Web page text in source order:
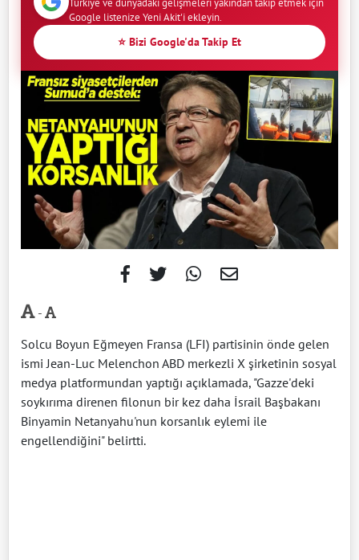
Google listenize Yeni Akit'i ekleyin.
⭐ Bizi Google'da Takip Et
-
Solcu Boyun Eğmeyen Fransa (LFI) partisinin önde gelen
ismi Jean-Luc Melenchon ABD merkezli X şirketinin sosyal
medya platformundan yaptığı açıklamada, "Gazze'deki
soykırıma direnen filonun bir kez daha İsrail Başbakanı
Binyamin Netanyahu'nun korsanlık eylemi ile
engellendiğini" belirtti.